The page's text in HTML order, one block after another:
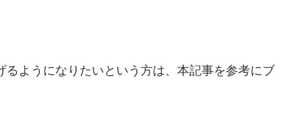
ようになりたいという方は、本記事を参考にブ